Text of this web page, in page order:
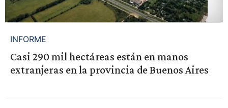
INFORME
Casi 290 mil hectáreas están en manos
extranjeras en la provincia de Buenos Aires